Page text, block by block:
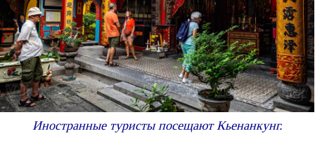
Иностранные туристы посещают Кьенанкунг.